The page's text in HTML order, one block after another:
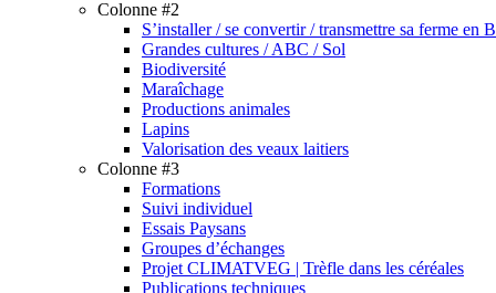
Colonne #2
S’installer / se convertir / transmettre sa ferme en
Grandes cultures / ABC / Sol
Biodiversité
Maraîchage
Productions animales
Lapins
Valorisation des veaux laitiers
Colonne #3
Formations
Suivi individuel
Essais Paysans
Groupes d’échanges
Projet CLIMATVEG | Trèfle dans les céréales
Publications techniques